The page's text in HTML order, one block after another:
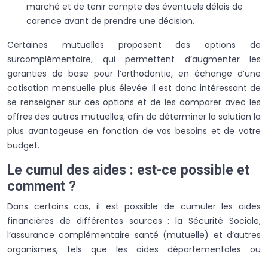
marché et de tenir compte des éventuels délais de
carence avant de prendre une décision.
Certaines mutuelles proposent des options de
surcomplémentaire, qui permettent d’augmenter les
garanties de base pour l’orthodontie, en échange d’une
cotisation mensuelle plus élevée. Il est donc intéressant de
se renseigner sur ces options et de les comparer avec les
offres des autres mutuelles, afin de déterminer la solution la
plus avantageuse en fonction de vos besoins et de votre
budget.
Le cumul des aides : est-ce possible et
comment ?
Dans certains cas, il est possible de cumuler les aides
financières de différentes sources : la Sécurité Sociale,
l’assurance complémentaire santé (mutuelle) et d’autres
organismes, tels que les aides départementales ou